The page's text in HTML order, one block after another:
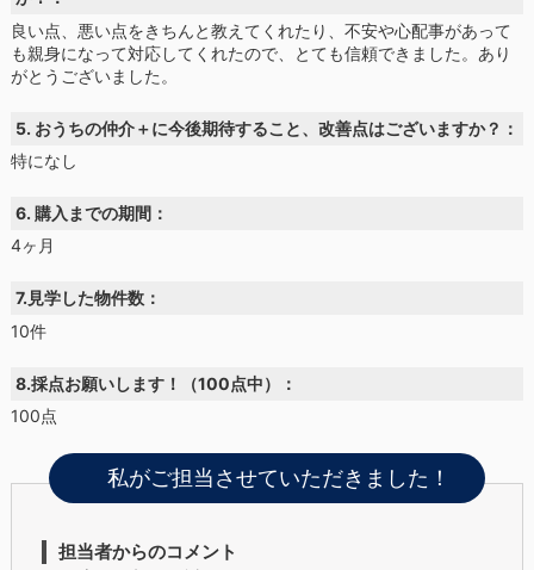
良い点、悪い点をきちんと教えてくれたり、不安や心配事があって
も親身になって対応してくれたので、とても信頼できました。あり
がとうございました。
5. おうちの仲介＋に今後期待すること、改善点はございますか？：
特になし
6. 購入までの期間：
4ヶ月
7.見学した物件数：
10件
8.採点お願いします！（100点中）：
100点
私がご担当させていただきました！
担当者からのコメント